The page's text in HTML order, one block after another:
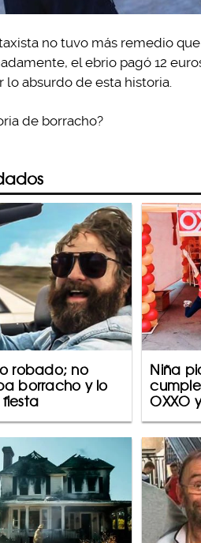
no tuvo más remedio
el ebrio pagó 12
lo absurdo de esta historia.
de borracho?
robado; no
borracho y lo
Niña
OXXO